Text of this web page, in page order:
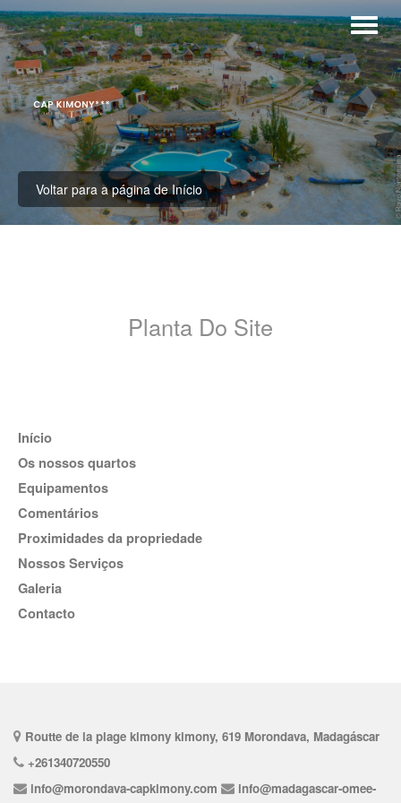
Voltar para a página de Início
Planta Do Site
Início
Os nossos quartos
Equipamentos
comentários
Proximidades da propriedade
nossos Serviços
Galeria
Contacto
Routte de la plage kimony kimony, 619 Morondava, Madagáscar
+261340720550
info@morondava-capkimony.com
info@madagascar-omee-